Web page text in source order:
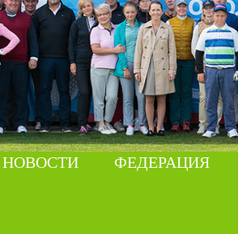
НОВОСТИ ФЕДЕРАЦИЯ